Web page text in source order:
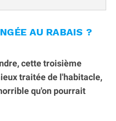
AU RABAIS ?
cette troisième
traitée de l'habitacle,
qu'on pourrait